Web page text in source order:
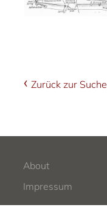
Zurück zur Suche
About
Impressum